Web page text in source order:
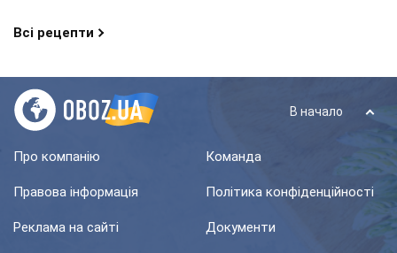
Всі рецепти
В начало
Про компанію Команда
Правова інформація Політика конфіденційності
Реклама на сайті Документи